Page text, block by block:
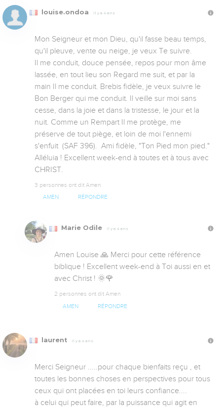
louise.ondoa Il y a 4 ans
Mon Seigneur et mon Dieu, qu'il fasse beau temps,
qu'il pleuve, vente ou neige, je veux Te suivre.
Il me conduit, douce pensée, repos pour mon âme
lassée, en tout lieu son Regard me suit, et par la
main Il me conduit. Brebis fidèle, je veux suivre le
Bon Berger qui me conduit. Il veille sur moi sans
cesse, dans la joie et dans la tristesse, le jour et la
nuit. Comme un Rempart Il me protège, me
préserve de tout piège, et loin de moi l'ennemi
s'enfuit  (SAF 396).  Ami fidèle, "Ton Pied mon pied."
Alléluia ! Excellent week-end à toutes et à tous avec
CHRIST.
3 personnes ont dit Amen
AMEN RÉPONDRE
Marie Odile Il y a 4 ans
Amen Louise 🙏 Merci pour cette référence
biblique ! Excellent week-end à Toi aussi en et
avec Christ ! 🌞🌹
2 personnes ont dit Amen
AMEN RÉPONDRE
laurent Il y a 4 ans
Merci Seigneur .....pour chaque bienfaits reçu , et
toutes les bonnes choses en perspectives pour tous
ceux qui ont placées en toi leurs confiance....
à celui qui peut faire, par la puissance qui agit en